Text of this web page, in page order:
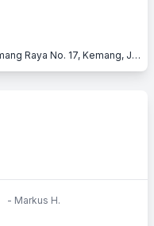
Plaza Adorama, Lantai Ground, Jl. Kemang Raya No. 17, Kemang, Jakarta Selatan, Jakarta
- Markus H.